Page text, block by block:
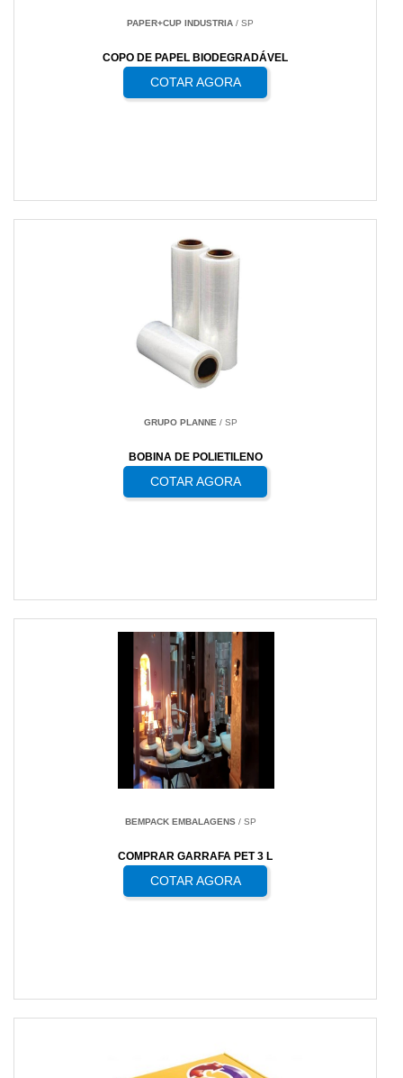
PAPER+CUP INDUSTRIA / SP
COPO DE PAPEL BIODEGRADÁVEL
COTAR AGORA
GRUPO PLANNE/ SP
BOBINA DE POLIETILENO
COTAR AGORA
BEMPACK EMBALAGENS/ SP
COMPRAR GARRAFA PET 3 L
COTAR AGORA